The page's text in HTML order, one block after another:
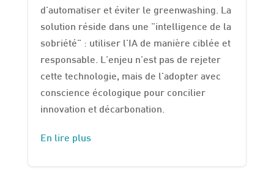
d'automatiser et éviter le greenwashing. La
solution réside dans une "intelligence de la
sobriété" : utiliser l'IA de manière ciblée et
responsable. L'enjeu n'est pas de rejeter
cette technologie, mais de l'adopter avec
conscience écologique pour concilier
innovation et décarbonation.
En lire plus